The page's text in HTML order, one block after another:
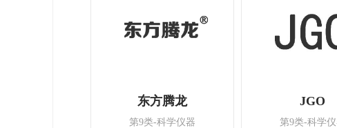
东方腾龙
第9类-科学仪器
JGO
第9类-科学